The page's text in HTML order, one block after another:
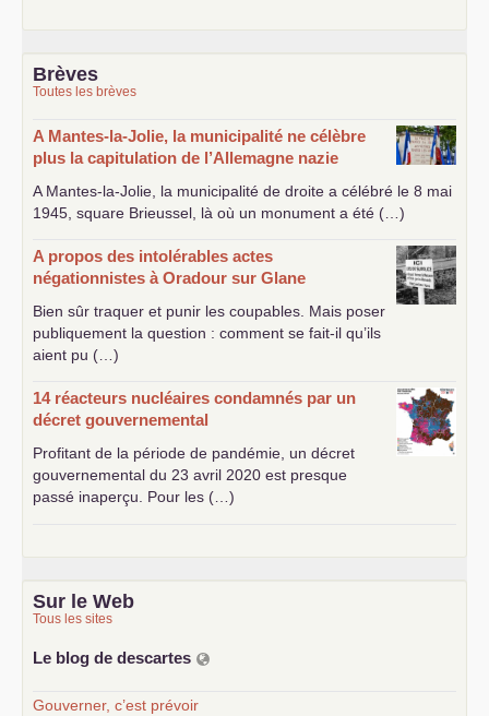
Brèves
Toutes les brèves
A Mantes-la-Jolie, la municipalité ne célèbre
plus la capitulation de l’Allemagne nazie
A Mantes-la-Jolie, la municipalité de droite a célébré le 8 mai
1945, square Brieussel, là où un monument a été (…)
A propos des intolérables actes
négationnistes à Oradour sur Glane
Bien sûr traquer et punir les coupables. Mais poser
publiquement la question : comment se fait-il qu’ils
aient pu (…)
14 réacteurs nucléaires condamnés par un
décret gouvernemental
Profitant de la période de pandémie, un décret
gouvernemental du 23 avril 2020 est presque
passé inaperçu. Pour les (…)
Sur le Web
Tous les sites
Le blog de descartes
Gouverner, c’est prévoir